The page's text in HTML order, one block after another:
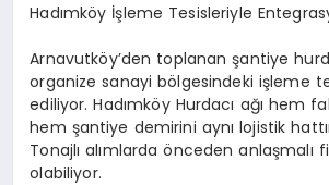
Hadımköy İşleme Tesisleriyle
Arnavutköy’den toplanan şantiye
organize sanayi bölgesindeki işleme
ediliyor. Hadımköy Hurdacı ağı hem
hem şantiye demirini aynı lojistik
Tonajlı alımlarda önceden anlaşmalı
olabiliyor.